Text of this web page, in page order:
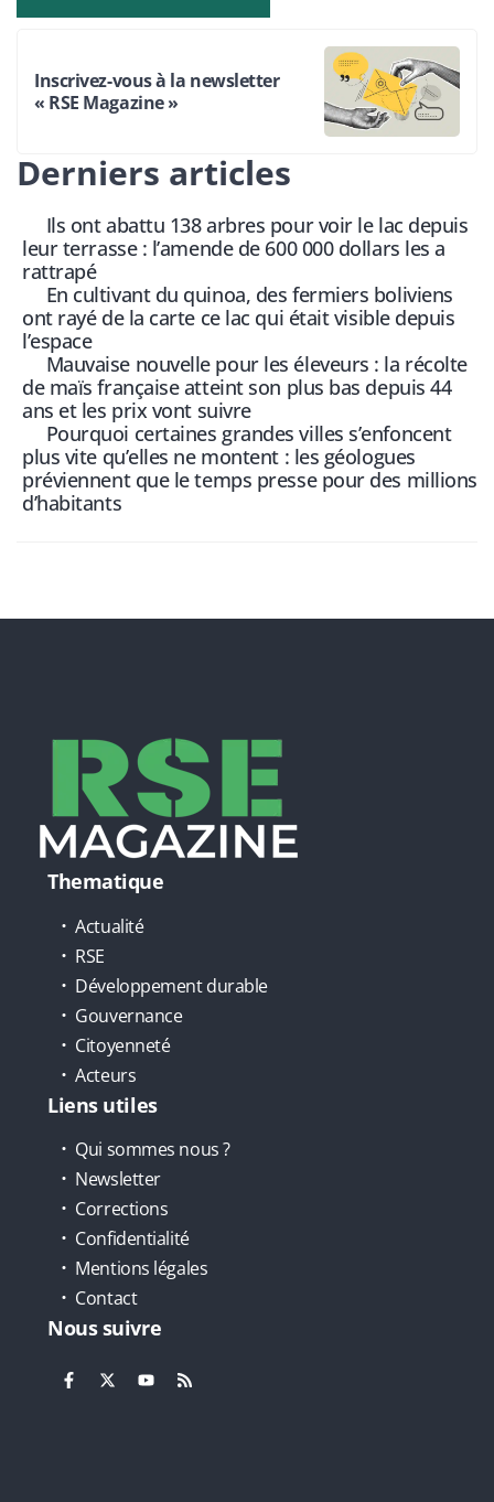
Inscrivez-vous à la newsletter
« RSE Magazine »
Derniers articles
Ils ont abattu 138 arbres pour voir le lac depuis
leur terrasse : l’amende de 600 000 dollars les a
rattrapé
En cultivant du quinoa, des fermiers boliviens
ont rayé de la carte ce lac qui était visible depuis
l’espace
Mauvaise nouvelle pour les éleveurs : la récolte
de maïs française atteint son plus bas depuis 44
ans et les prix vont suivre
Pourquoi certaines grandes villes s’enfoncent
plus vite qu’elles ne montent : les géologues
préviennent que le temps presse pour des millions
d’habitants
Thematique
Actualité
RSE
Développement durable
Gouvernance
Citoyenneté
Acteurs
Liens utiles
Qui sommes nous ?
Newsletter
Corrections
Confidentialité
Mentions légales
Contact
Nous suivre